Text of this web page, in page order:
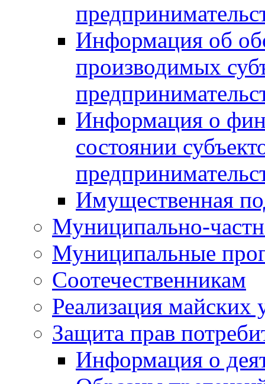
Информация об
производимых
Информация о
состоянии
Имущественная
Муниципально-
Муниципальные
Соотечественникам
Реализация майских
Защита прав
Информация о